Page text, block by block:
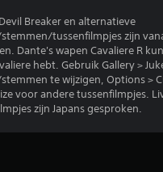
Breaker en alternatieve
tussenfilmpjes zijn
Dante's wapen Cavaliere R
hebt. Gebruik Gallery >
te wijzigen, Options >
voor andere tussenfilmpjes.
zijn Japans gesproken.